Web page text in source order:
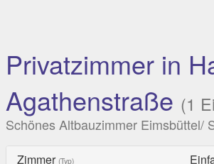
Privatzimmer in
Agathenstraße (1
Schönes Altbauzimmer Eimsbüttel/
Zimmer (Typ)